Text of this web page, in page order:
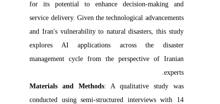
for its potential to enhance decision-making and
service delivery. Given the technological advancements
and Iran's vulnerability to natural disasters, this study
explores AI applications across the disaster
management cycle from the perspective of Iranian
experts.
Materials and Methods : A qualitative study was
conducted using semi-structured interviews with 14